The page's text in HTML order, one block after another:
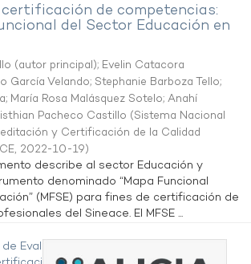
de competencias:
del Sector Educación en
(autor principal); Evelin Catacora
García Velando; Stephanie Barboza Tello;
; María Rosa Malásquez Sotelo; Anahí
Pacheco Castillo (Sistema Nacional
y Certificación de la Calidad
, 2022-10-19)
describe al sector Educación y
denominado “Mapa Funcional
(MFSE) para fines de certificación de
del Sineace. El MFSE ...
Evaluación,